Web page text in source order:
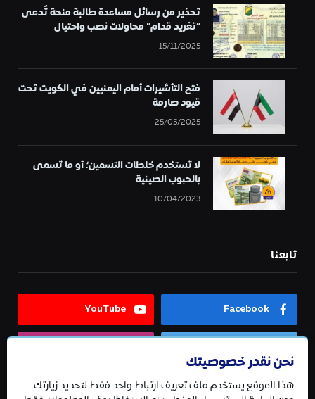
تحذير من رسائل مساعدة طالبة منحة تُدعى
“تغريد قدام” محاولات نصب واحتيال
15/11/2025
فتح التأشيرات أمام اليمنيين في الكويت تحت
قيود صارمة
25/05/2025
لا تستخدم خلطات التسمين؛ أو ما تسمى
بالحبوب الصينية
10/04/2023
تابعنا
Facebook
YouTube
Telegram
نحن نقدر خصوصيتك
هذا الموقع يستخدم ملف تعريف ارتباط واحد فقط لتحديد زيارتك